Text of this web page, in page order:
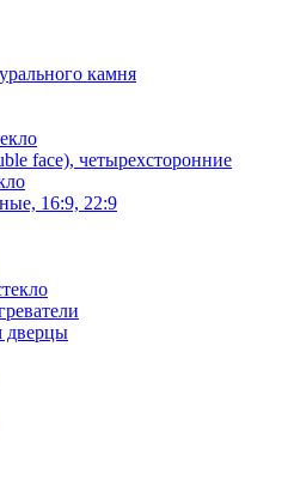
камня
face), четырехсторонние
16:9, 22:9
дверцы